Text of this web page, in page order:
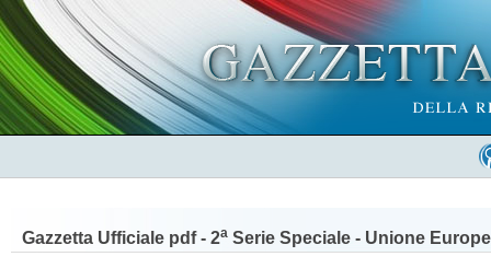
Gazzetta Ufficiale pdf - 2a Serie Speciale - Unione